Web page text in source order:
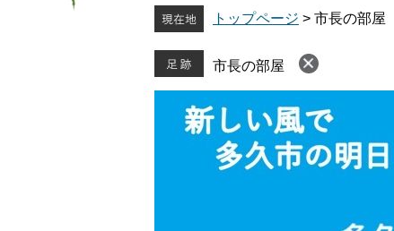
トップページ > 市長の部屋
市長の部屋